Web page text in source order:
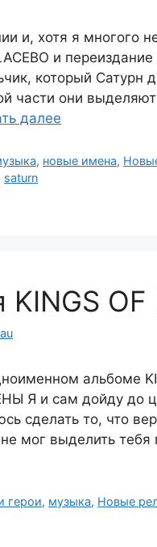
и, хотя я многого
и
который Сатурн
части они
далее
, новые имена,
saturn
KINGS
альбоме
Я и сам дойду до
сделать то, что
мог выделить тебя
герои, музыка, Новые